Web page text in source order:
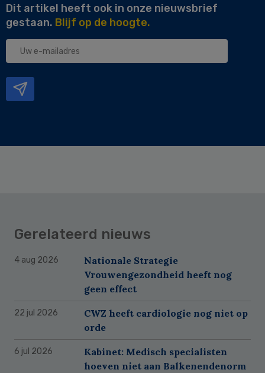
Dit artikel heeft ook in onze nieuwsbrief
gestaan. Blijf op de hoogte.
Uw
Gerelateerd nieuws
4 aug 2026
Nationale Strategie
Vrouwengezondheid heeft nog
geen effect
22 jul 2026
CWZ heeft cardiologie nog niet op
orde
6 jul 2026
Kabinet: Medisch specialisten
hoeven niet aan Balkenendenorm